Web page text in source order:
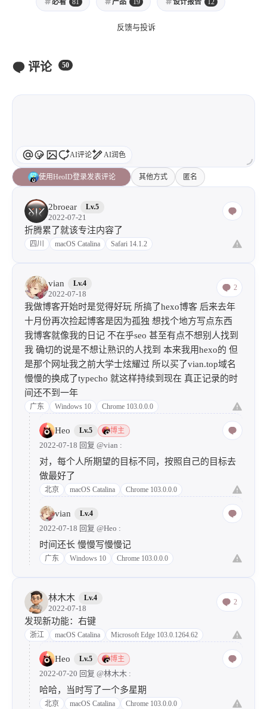
必看 81 产品 19 设计报告 12
反馈与投诉
评论 50
AI评论 AI润色
使用HeoID登录发表评论 其他方式 匿名
2broear Lv.5
2022-07-21
折腾累了就该专注内容了
四川 macOS Catalina Safari 14.1.2
vian Lv.4
2022-07-18
2
我做博客开始时是觉得好玩 所搞了hexo博客 后来去年
十月份再次捡起博客是因为孤独 想找个地方写点东西
我博客就像我的日记 不在乎seo 甚至有点不想别人找到
我 确切的说是不想让熟识的人找到 本来我用hexo的 但
是那个网址我之前大学士炫耀过 所以买了vian.top域名
慢慢的换成了typecho 就这样持续到现在 真正记录的时
间还不到一年
广东 Windows 10 Chrome 103.0.0.0
Heo Lv.5 博主
2022-07-18 回复 @vian :
对，每个人所期望的目标不同，按照自己的目标去
做最好了
北京 macOS Catalina Chrome 103.0.0.0
vian Lv.4
2022-07-18 回复 @Heo :
时间还长 慢慢写慢慢记
广东 Windows 10 Chrome 103.0.0.0
林木木 Lv.4
2022-07-18
2
发现新功能：右键
浙江 macOS Catalina Microsoft Edge 103.0.1264.62
Heo Lv.5 博主
2022-07-20 回复 @林木木 :
哈哈，当时写了一个多星期
北京 macOS Catalina Chrome 103.0.0.0